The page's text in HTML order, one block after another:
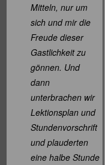
Mitteln, nur um
sich und mir die
Freude dieser
Gastlichkeit zu
gönnen. Und
dann
unterbrachen wir
Lektionsplan und
Stundenvorschrift
und plauderten
eine halbe Stunde